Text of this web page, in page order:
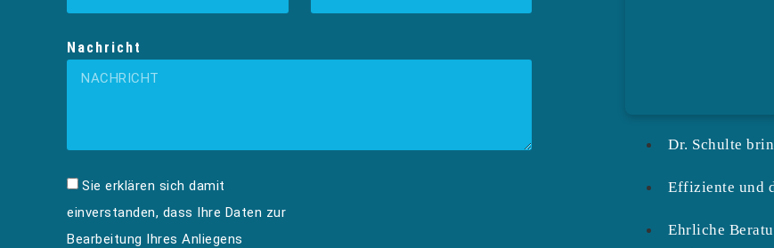
Nachricht
Sie erklären sich damit
einverstanden, dass Ihre Daten zur
Bearbeitung Ihres Anliegens
Dr. Schulte
Effiziente und
Ehrliche